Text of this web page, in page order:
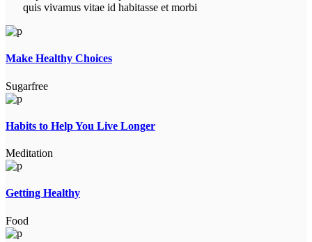
quis vivamus vitae id habitasse et morbi
Make Healthy Choices
Sugarfree
Habits to Help You Live Longer
Meditation
Getting Healthy
Food